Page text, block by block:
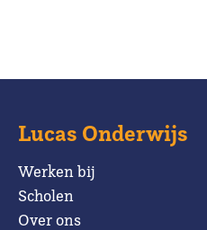
Lucas Onderwijs
Werken bij
Scholen
Over ons